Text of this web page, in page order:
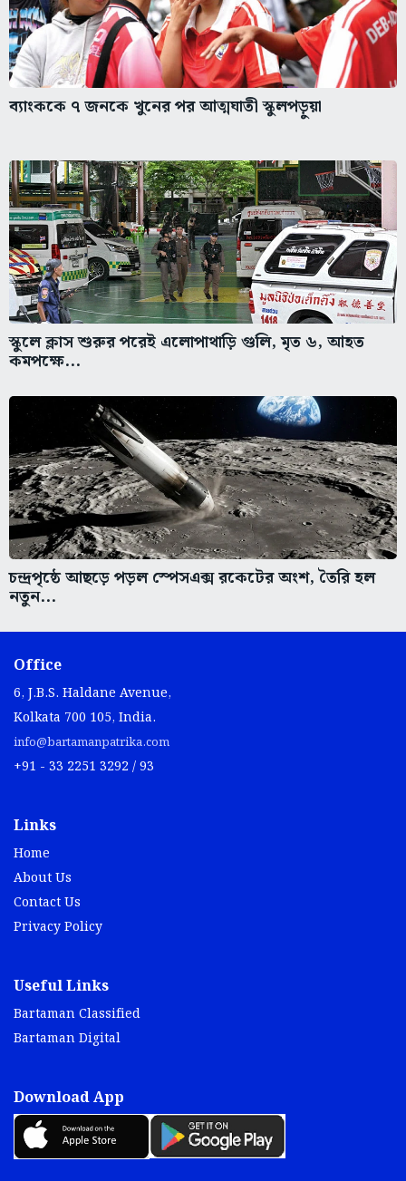
ব্যাংককে ৭ জনকে খুনের পর আত্মঘাতী স্কুলপড়ুয়া
স্কুলে ক্লাস শুরুর পরেই এলোপাথাড়ি গুলি, মৃত ৬, আহত
কমপক্ষে...
চন্দ্রপৃষ্ঠে আছড়ে পড়ল স্পেসএক্স রকেটের অংশ, তৈরি হল
নতুন...
Office
6, J.B.S. Haldane Avenue,
Kolkata 700 105, India.
info@bartamanpatrika.com
+91 - 33 2251 3292 / 93
Links
Home
About Us
Contact Us
Privacy Policy
Useful Links
Bartaman Classified
Bartaman Digital
Download App